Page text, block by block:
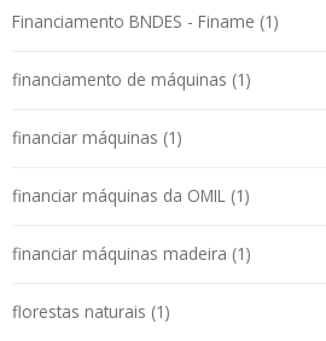
Financiamento BNDES - Finame (1)
financiamento de máquinas (1)
financiar máquinas (1)
financiar máquinas da OMIL (1)
financiar máquinas madeira (1)
florestas naturais (1)